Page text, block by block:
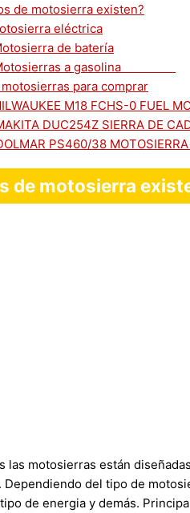
de motosierra existen?
eléctrica
de batería
a gasolina
para comprar
M18 FCHS-0 FUEL
DUC254Z SIERRA DE
PS460/38
de motosierra
las motosierras están
Dependiendo del tipo de
de energia y demás.